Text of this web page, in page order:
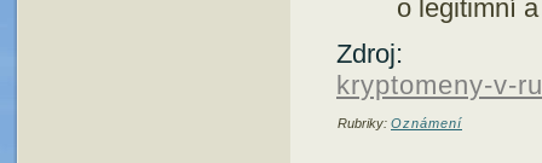
o legitimní
kryptomeny-v-
Rubriky: Oznámení